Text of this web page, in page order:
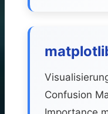
Confusion